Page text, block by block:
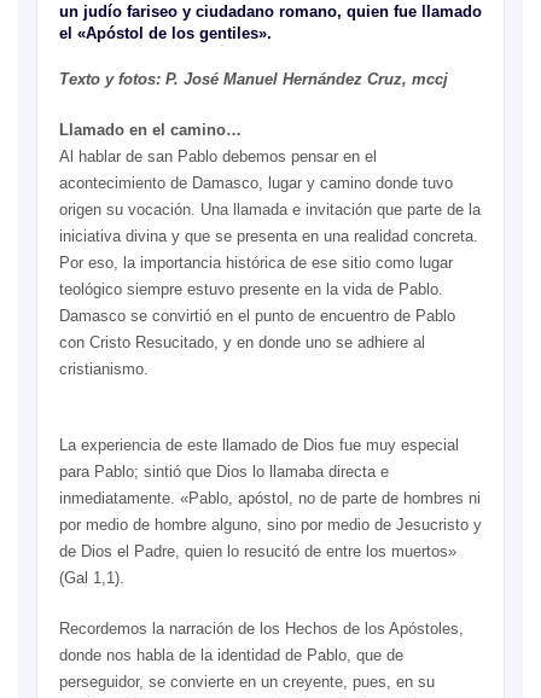
un judío fariseo y ciudadano romano, quien fue llamado
el «Apóstol de los gentiles».
Texto y fotos: P. José Manuel Hernández Cruz, mccj
Llamado en el camino…
Al hablar de san Pablo debemos pensar en el
acontecimiento de Damasco, lugar y camino donde tuvo
origen su vocación. Una llamada e invitación que parte de la
iniciativa divina y que se presenta en una realidad concreta.
Por eso, la importancia histórica de ese sitio como lugar
teológico siempre estuvo presente en la vida de Pablo.
Damasco se convirtió en el punto de encuentro de Pablo
con Cristo Resucitado, y en donde uno se adhiere al
cristianismo.
La experiencia de este llamado de Dios fue muy especial
para Pablo; sintió que Dios lo llamaba directa e
inmediatamente. «Pablo, apóstol, no de parte de hombres ni
por medio de hombre alguno, sino por medio de Jesucristo y
de Dios el Padre, quien lo resucitó de entre los muertos»
(Gal 1,1).
Recordemos la narración de los Hechos de los Apóstoles,
donde nos habla de la identidad de Pablo, que de
perseguidor, se convierte en un creyente, pues, en su